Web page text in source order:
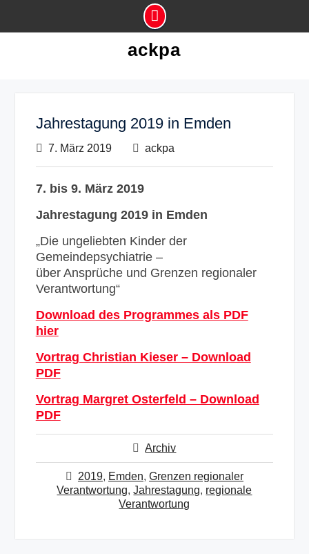
ackpa
Jahrestagung 2019 in Emden
7. März 2019 ackpa
7. bis 9. März 2019
Jahrestagung 2019 in Emden
„Die ungeliebten Kinder der
Gemeindepsychiatrie –
über Ansprüche und Grenzen regionaler
Verantwortung“
Download des Programmes als PDF
hier
Vortrag Christian Kieser – Download
PDF
Vortrag Margret Osterfeld – Download
PDF
Archiv
2019, Emden, Grenzen regionaler
Verantwortung,Jahrestagung, regionale
Verantwortung